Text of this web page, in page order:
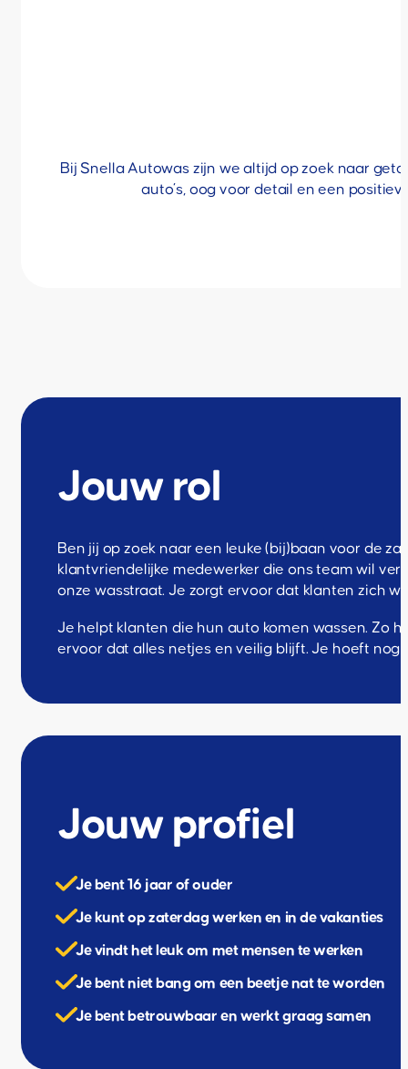
Bij Snella Autowas zijn we altijd op zoek naar
auto’s, oog voor detail en een
Jouw rol
Ben jij op zoek naar een leuke (bij)baan voor de
klantvriendelijke medewerker die ons team wil
onze wasstraat. Je zorgt ervoor dat klanten zich
Je helpt klanten die hun auto komen wassen. Zo
ervoor dat alles netjes en veilig blijft. Je hoeft
Jouw profiel
Je bent 16 jaar of ouder
Je kunt op zaterdag werken en in de vakanties
Je vindt het leuk om met mensen te werken
Je bent niet bang om een beetje nat te worden
Je bent betrouwbaar en werkt graag samen